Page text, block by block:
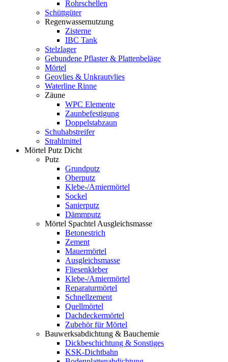
Rohrschellen
Schüttgüter
Regenwassernutzung
Zisterne
IBC Tank
Stelzlager
Gebundene Pflaster & Plattenbeläge
Mörtel
Geovlies & Unkrautvlies
Waterline Rinne
Zäune
WPC Elemente
Zaunbefestigung
Doppelstabzaun
Schuhabstreifer
Strahlmittel
Mörtel Putz Dicht
Putz
Grundputz
Oberputz
Klebe-/Amiermörtel
Sockel
Sanierputz
Dämmputz
Mörtel Spachtel Ausgleichsmasse
Betonestrich
Zement
Mauermörtel
Ausgleichsmasse
Fliesenkleber
Klebe-/Amiermörtel
Reparaturmörtel
Schnellzement
Quellmörtel
Dachdeckermörtel
Zubehör für Mörtel
Bauwerksabdichtung & Bauchemie
Dickbeschichtung & Sonstiges
KSK-Dichtbahn